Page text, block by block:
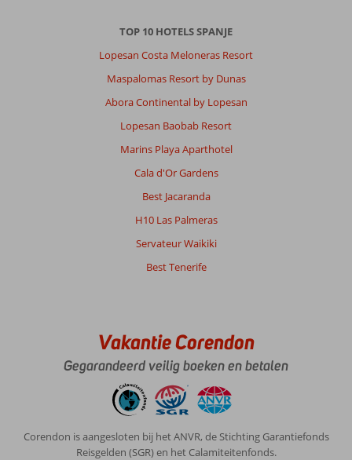
TOP 10 HOTELS SPANJE
Lopesan Costa Meloneras Resort
Maspalomas Resort by Dunas
Abora Continental by Lopesan
Lopesan Baobab Resort
Marins Playa Aparthotel
Cala d'Or Gardens
Best Jacaranda
H10 Las Palmeras
Servateur Waikiki
Best Tenerife
Vakantie Corendon
Gegarandeerd veilig boeken en betalen
Corendon is aangesloten bij het ANVR, de Stichting Garantiefonds
Reisgelden (SGR) en het Calamiteitenfonds.